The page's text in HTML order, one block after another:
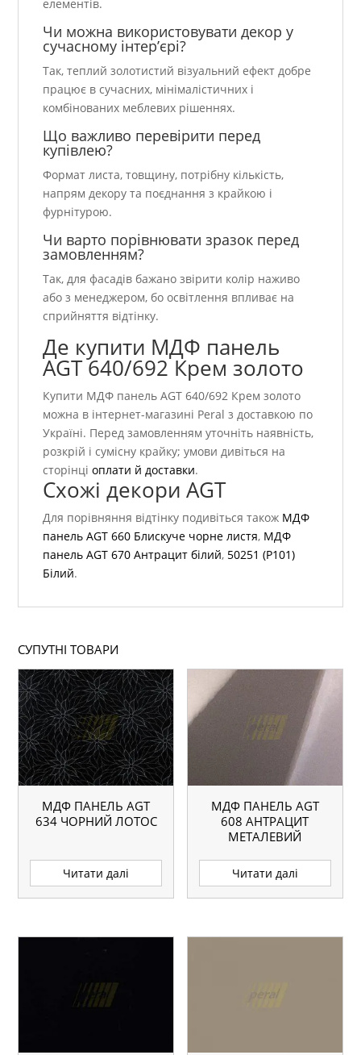
елементів.
Чи можна використовувати декор у
сучасному інтер’єрі?
Так, теплий золотистий візуальний ефект добре
працює в сучасних, мінімалістичних і
комбінованих меблевих рішеннях.
Що важливо перевірити перед
купівлею?
Формат листа, товщину, потрібну кількість,
напрям декору та поєднання з крайкою і
фурнітурою.
Чи варто порівнювати зразок перед
замовленням?
Так, для фасадів бажано звірити колір наживо
або з менеджером, бо освітлення впливає на
сприйняття відтінку.
Де купити МДФ панель
AGT 640/692 Крем золото
Купити МДФ панель AGT 640/692 Крем золото
можна в інтернет-магазині Peral з доставкою по
Україні. Перед замовленням уточніть наявність,
розкрій і сумісну крайку; умови дивіться на
сторінціоплати й доставки.
Схожі декори AGT
Для порівняння відтінку подивіться також МДФ
панель AGT 660 Блискуче чорне листя, МДФ
панель AGT 670 Антрацит білий, 50251 (P101)
Білий.
СУПУТНІ ТОВАРИ
МДФ ПАНЕЛЬ AGT
634 ЧОРНИЙ ЛОТОС
Читати далі
МДФ ПАНЕЛЬ AGT
608 АНТРАЦИТ
МЕТАЛЕВИЙ
Читати далі